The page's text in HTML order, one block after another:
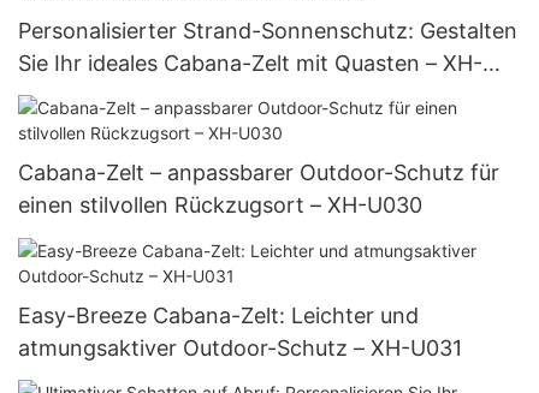
Personalisierter Strand-Sonnenschutz: Gestalten
Sie Ihr ideales Cabana-Zelt mit Quasten – XH-
U029
Cabana-Zelt – anpassbarer Outdoor-Schutz für
einen stilvollen Rückzugsort – XH-U030
Easy-Breeze Cabana-Zelt: Leichter und
atmungsaktiver Outdoor-Schutz – XH-U031